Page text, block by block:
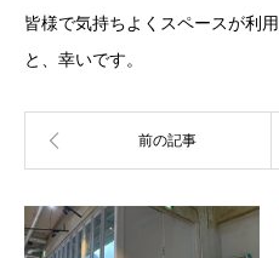
皆様で気持ちよくスペースが利
と、幸いです。